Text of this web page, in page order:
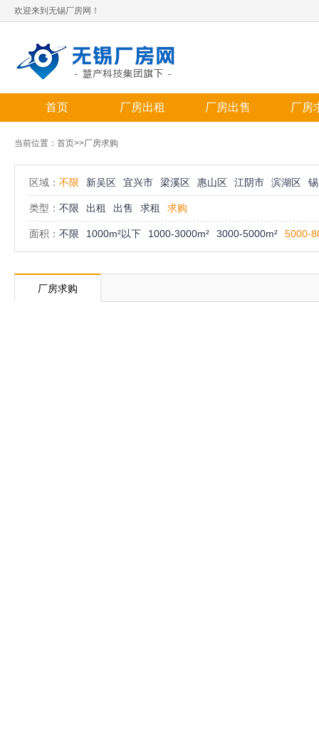
欢迎来到无锡厂房网！
首页 厂房出租 厂房出售 厂房
当前位置： 首页>>厂房求购
区域： 不限 新吴区 宜兴市 梁溪区 惠山区 江阴市 滨湖区
类型： 不限 出租 出售 求租 求购
面积： 不限 1000m²以下 1000-3000m² 3000-5000m² 5000-
厂房求购